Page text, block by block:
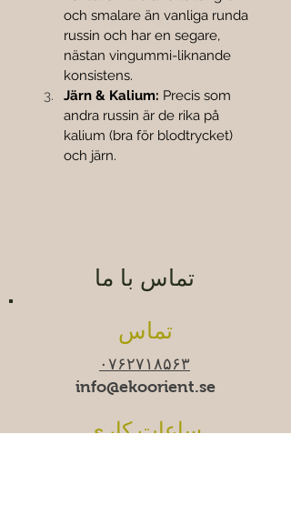
och smalare än vanliga runda
russin och har en segare,
nästan vingummi-liknande
konsistens.
Järn & Kalium: Precis som
andra russin är de rika på
kalium (bra för blodtrycket)
och järn.
تماس با ما
تماس
۰۷۶۲۷۱۸۵۶۳
info@ekoorient.se
ساعات کاری